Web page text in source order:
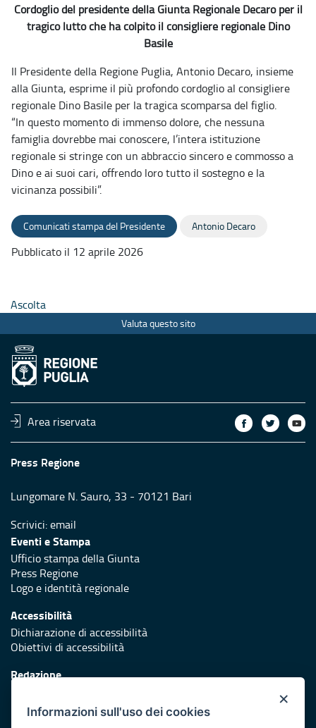
Cordoglio del presidente della Giunta Regionale Decaro per il
tragico lutto che ha colpito il consigliere regionale Dino
Basile
Il Presidente della Regione Puglia, Antonio Decaro, insieme
alla Giunta, esprime il più profondo cordoglio al consigliere
regionale Dino Basile per la tragica scomparsa del figlio.
“In questo momento di immenso dolore, che nessuna
famiglia dovrebbe mai conoscere, l’intera istituzione
regionale si stringe con un abbraccio sincero e commosso a
Dino e ai suoi cari, offrendo loro tutto il sostegno e la
vicinanza possibili”.
Comunicati stampa del Presidente Antonio Decaro
Pubblicato il 12 aprile 2026
Ascolta
Valuta questo sito
Area riservata
Press Regione
Lungomare N. Sauro, 33 - 70121 Bari
Scrivici:email
Eventi e Stampa
Ufficio stampa della Giunta
Press Regione
Logo e identità regionale
Accessibilità
Dichiarazione di accessibilità
Obiettivi di accessibilità
Redazione
Protezione civile
×
Informazioni sull'uso dei cookies